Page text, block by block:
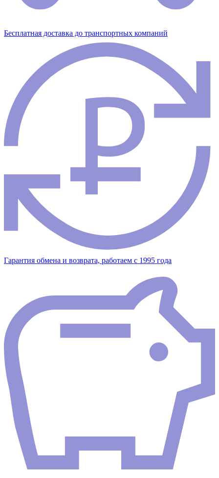
Бесплатная доставка до транспортных компаний
Гарантия обмена и возврата, работаем с 1995 года